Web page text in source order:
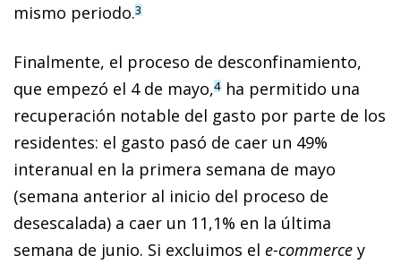
mismo periodo.3
Finalmente, el proceso de desconfinamiento,
que empezó el 4 de mayo,4 ha permitido una
recuperación notable del gasto por parte de los
residentes: el gasto pasó de caer un 49%
interanual en la primera semana de mayo
(semana an­­terior al inicio del proceso de
desescalada) a caer un 11,1% en la última
semana de junio. Si excluimos el e-commerce y